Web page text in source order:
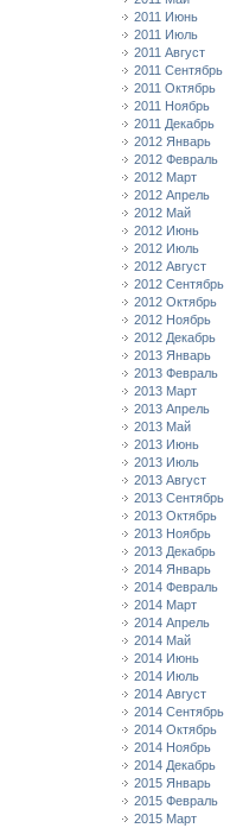
2011 Июнь
2011 Июль
2011 Август
2011 Сентябрь
2011 Октябрь
2011 Ноябрь
2011 Декабрь
2012 Январь
2012 Февраль
2012 Март
2012 Апрель
2012 Май
2012 Июнь
2012 Июль
2012 Август
2012 Сентябрь
2012 Октябрь
2012 Ноябрь
2012 Декабрь
2013 Январь
2013 Февраль
2013 Март
2013 Апрель
2013 Май
2013 Июнь
2013 Июль
2013 Август
2013 Сентябрь
2013 Октябрь
2013 Ноябрь
2013 Декабрь
2014 Январь
2014 Февраль
2014 Март
2014 Апрель
2014 Май
2014 Июнь
2014 Июль
2014 Август
2014 Сентябрь
2014 Октябрь
2014 Ноябрь
2014 Декабрь
2015 Январь
2015 Февраль
2015 Март